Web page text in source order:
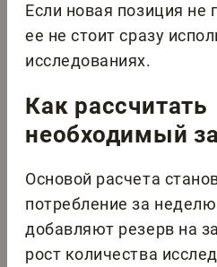
Если новая позиция не
ее не стоит сразу
исследованиях.
Как рассчитать
необходимый
Основой расчета
потребление за
добавляют резерв на
рост количества